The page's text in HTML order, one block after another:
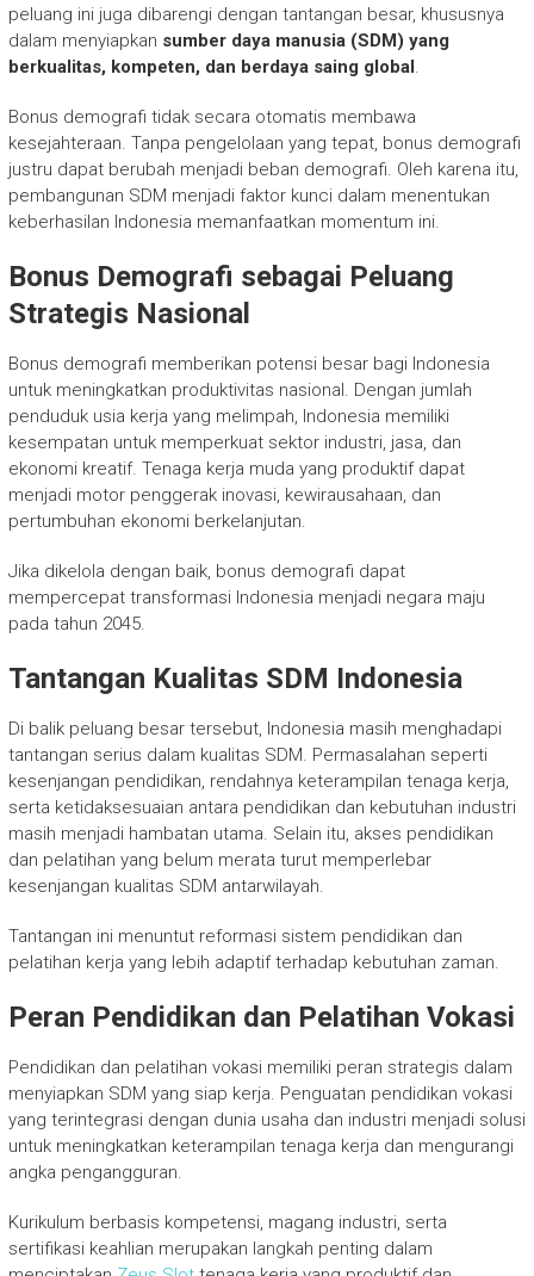
peluang ini juga dibarengi dengan tantangan besar, khususnya
dalam menyiapkan sumber daya manusia (SDM) yang
berkualitas, kompeten, dan berdaya saing global.
Bonus demografi tidak secara otomatis membawa
kesejahteraan. Tanpa pengelolaan yang tepat, bonus demografi
justru dapat berubah menjadi beban demografi. Oleh karena itu,
pembangunan SDM menjadi faktor kunci dalam menentukan
keberhasilan Indonesia memanfaatkan momentum ini.
Bonus Demografi sebagai Peluang
Strategis Nasional
Bonus demografi memberikan potensi besar bagi Indonesia
untuk meningkatkan produktivitas nasional. Dengan jumlah
penduduk usia kerja yang melimpah, Indonesia memiliki
kesempatan untuk memperkuat sektor industri, jasa, dan
ekonomi kreatif. Tenaga kerja muda yang produktif dapat
menjadi motor penggerak inovasi, kewirausahaan, dan
pertumbuhan ekonomi berkelanjutan.
Jika dikelola dengan baik, bonus demografi dapat
mempercepat transformasi Indonesia menjadi negara maju
pada tahun 2045.
Tantangan Kualitas SDM Indonesia
Di balik peluang besar tersebut, Indonesia masih menghadapi
tantangan serius dalam kualitas SDM. Permasalahan seperti
kesenjangan pendidikan, rendahnya keterampilan tenaga kerja,
serta ketidaksesuaian antara pendidikan dan kebutuhan industri
masih menjadi hambatan utama. Selain itu, akses pendidikan
dan pelatihan yang belum merata turut memperlebar
kesenjangan kualitas SDM antarwilayah.
Tantangan ini menuntut reformasi sistem pendidikan dan
pelatihan kerja yang lebih adaptif terhadap kebutuhan zaman.
Peran Pendidikan dan Pelatihan Vokasi
Pendidikan dan pelatihan vokasi memiliki peran strategis dalam
menyiapkan SDM yang siap kerja. Penguatan pendidikan vokasi
yang terintegrasi dengan dunia usaha dan industri menjadi solusi
untuk meningkatkan keterampilan tenaga kerja dan mengurangi
angka pengangguran.
Kurikulum berbasis kompetensi, magang industri, serta
sertifikasi keahlian merupakan langkah penting dalam